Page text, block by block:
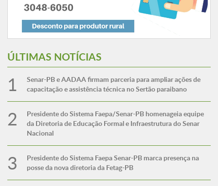
ÚLTIMAS NOTÍCIAS
Senar-PB e AADAA firmam parceria para ampliar ações de
capacitação e assistência técnica no Sertão paraibano
Presidente do Sistema Faepa/Senar-PB homenageia equipe
da Diretoria de Educação Formal e Infraestrutura do Senar
Nacional
Presidente do Sistema Faepa Senar-PB marca presença na
posse da nova diretoria da Fetag-PB